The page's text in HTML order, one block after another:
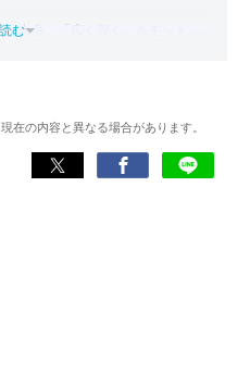
ー 出身。「広く深く」をモットー
上。ゲーム開発者を目指した経験
人々に伝えるためゲームライタ
む
在の内容と異なる場合があります。